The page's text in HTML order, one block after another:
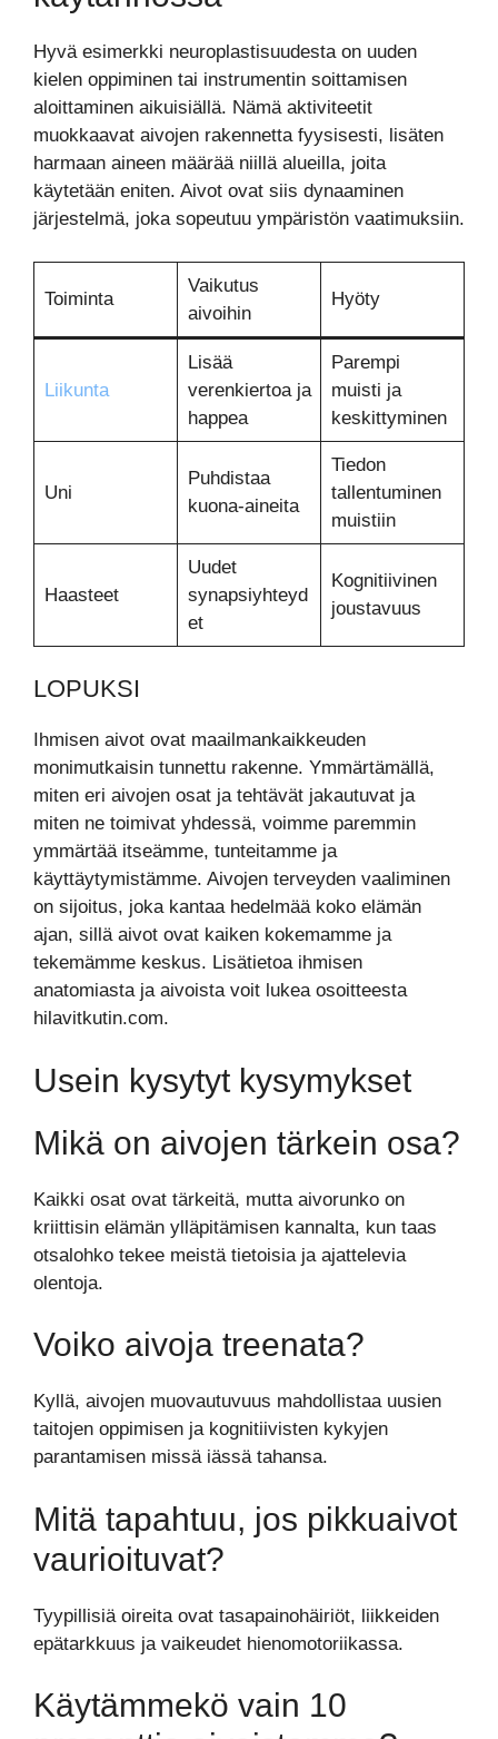
Hyvä esimerkki neuroplastisuudesta on uuden
kielen oppiminen tai instrumentin soittamisen
aloittaminen aikuisiällä. Nämä aktiviteetit
muokkaavat aivojen rakennetta fyysisesti, lisäten
harmaan aineen määrää niillä alueilla, joita
käytetään eniten. Aivot ovat siis dynaaminen
järjestelmä, joka sopeutuu ympäristön vaatimuksiin.
Toiminta
Vaikutus
aivoihin
Hyöty
Liikunta
Lisää
verenkiertoa ja
happea
Parempi
muisti ja
keskittyminen
Uni
Puhdistaa
kuona-aineita
Tiedon
tallentuminen
muistiin
Haasteet
Uudet
synapsiyhteyd
et
Kognitiivinen
joustavuus
LOPUKSI
Ihmisen aivot ovat maailmankaikkeuden
monimutkaisin tunnettu rakenne. Ymmärtämällä,
miten eri aivojen osat ja tehtävät jakautuvat ja
miten ne toimivat yhdessä, voimme paremmin
ymmärtää itseämme, tunteitamme ja
käyttäytymistämme. Aivojen terveyden vaaliminen
on sijoitus, joka kantaa hedelmää koko elämän
ajan, sillä aivot ovat kaiken kokemamme ja
tekemämme keskus. Lisätietoa ihmisen
anatomiasta ja aivoista voit lukea osoitteesta
hilavitkutin.com.
Usein kysytyt kysymykset
Mikä on aivojen tärkein osa?
Kaikki osat ovat tärkeitä, mutta aivorunko on
kriittisin elämän ylläpitämisen kannalta, kun taas
otsalohko tekee meistä tietoisia ja ajattelevia
olentoja.
Voiko aivoja treenata?
Kyllä, aivojen muovautuvuus mahdollistaa uusien
taitojen oppimisen ja kognitiivisten kykyjen
parantamisen missä iässä tahansa.
Mitä tapahtuu, jos pikkuaivot
vaurioituvat?
Tyypillisiä oireita ovat tasapainohäiriöt, liikkeiden
epätarkkuus ja vaikeudet hienomotoriikassa.
Käytämmekö vain 10